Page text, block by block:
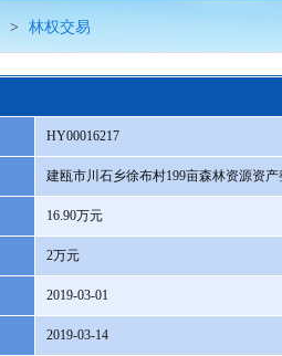
> 林权交易
HY00016217
建瓯市川石乡徐布村199亩森林资源资
16.90万元
2万元
2019-03-01
2019-03-14